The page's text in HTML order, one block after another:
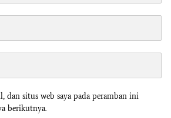
dan situs web saya pada peramban ini
berikutnya.